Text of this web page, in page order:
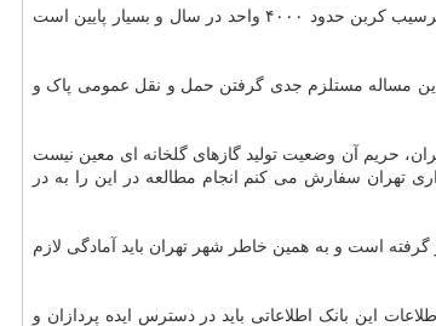
حسینی میلانی با اعلان اینکه باید بعنوان یک کشور نفتی توجه ویژه ای به کاهش شدت انرژی دراین زمینه داشته باشیم، اظهارکرد: توان طبیعی جنگل های کشور برای ترسیب کربن حدود ۴۰۰۰ واحد در سال و بسیار پایین است
حریم آن وضعیت تولید گازهای گلخانه ای معین نیست
تهران سفارش می کنم انجام مطالعه در این را به در
گرفته است و به همین خاطر شهر تهران باید آمادگی لازم
این بانک اطلاعاتی باید در دسترس ایده پردازان و